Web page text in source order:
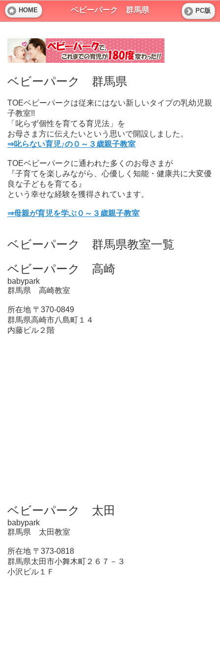
HOME ベビーパーク 群馬県 PC版
ベビーパーク 群馬県
TOEベビーパークは従来にはない新しいタイプの乳幼児親
子教室!!
「叱らず個性を育てる育児法」を
お母さま方に伝えたいという思いで開設しました。
⇒叱らない育児♪の０～３歳親子教室
TOEベビーパークに通われた多くのお母さまが
『子育てを楽しみながら、心優しく知能・健康共に大変優
良な子どもを育てる』
という幸せな経験を獲得されています。
⇒母親が育児を学ぶ０～３歳親子教室
ベビーパーク 群馬県教室一覧
ベビーパーク 高崎
babypark
群馬県 高崎教室
所在地 〒370-0849
群馬県高崎市八島町１４
内藤ビル２階
ベビーパーク 太田
babypark
群馬県 太田教室
所在地 〒373-0818
群馬県太田市小舞木町２６７－３
小沢ビル１Ｆ